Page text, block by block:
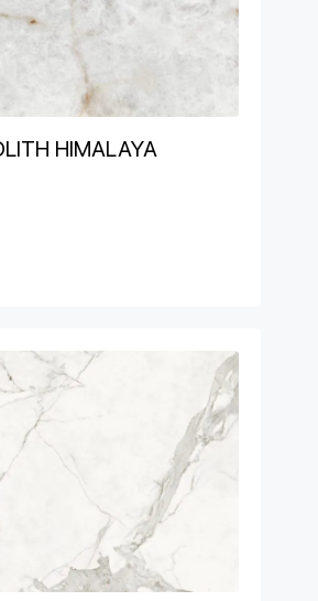
HIMALAYA